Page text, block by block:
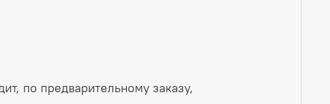
по предварительному заказу,